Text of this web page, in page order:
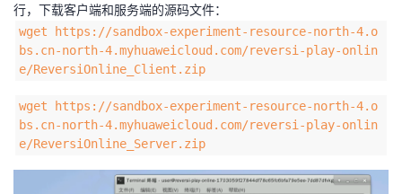
行，下载客户端和服务端的源码文件：
wget https://sandbox-experiment-resource-north-4.o
bs.cn-north-4.myhuaweicloud.com/reversi-play-onlin
e/ReversiOnline_Client.zip
wget https://sandbox-experiment-resource-north-4.o
bs.cn-north-4.myhuaweicloud.com/reversi-play-onlin
e/ReversiOnline_Server.zip